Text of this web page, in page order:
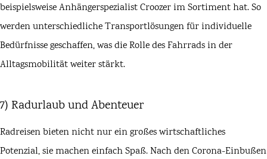
beispielsweise AnhängerspezialistCroozerim Sortiment hat. So
werden unterschiedliche Transportlösungen für individuelle
Bedürfnisse geschaffen, was die Rolle des Fahrrads in der
Alltagsmobilität weiter stärkt.
7) Radurlaub und Abenteuer
Radreisen bieten nicht nur ein großes wirtschaftliches
Potenzial, sie machen einfach Spaß. Nach den Corona-Einbußen